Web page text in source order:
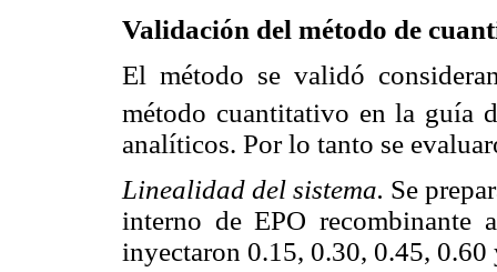
Validación del método de
El método se validó
método cuantitativo en la guía
analíticos. Por lo tanto se
Linealidad del sistema. Se
interno de EPO recombinante
inyectaron 0.15, 0.30, 0.45,